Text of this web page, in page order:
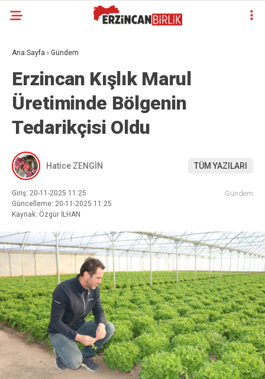
Ana Sayfa › Gündem
Erzincan Kışlık Marul
Üretiminde Bölgenin
Tedarikçisi Oldu
Hatice ZENGİN TÜM YAZILARI
Giriş: 20-11-2025 11:25
Güncelleme: 20-11-2025 11:25
Kaynak: Özgür İLHAN
Gündem